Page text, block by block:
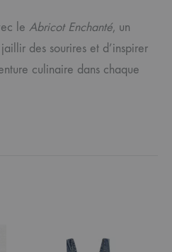
le Abricot Enchanté, un
des sourires et d’inspirer
culinaire dans chaque